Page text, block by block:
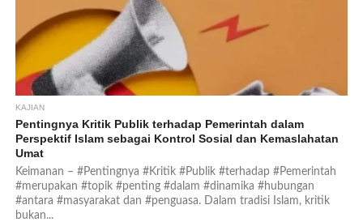
KAJIAN
Pentingnya Kritik Publik terhadap Pemerintah dalam
Perspektif Islam sebagai Kontrol Sosial dan Kemaslahatan
Umat
Keimanan – #Pentingnya #Kritik #Publik #terhadap #Pemerintah
#merupakan #topik #penting #dalam #dinamika #hubungan
#antara #masyarakat dan #penguasa. Dalam tradisi Islam, kritik
bukan...